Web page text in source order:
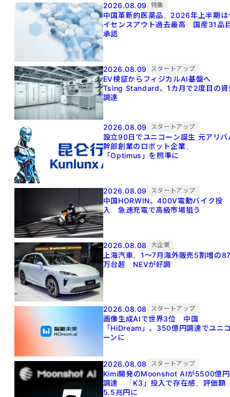
2026.08.09 特集
中国革新的医薬品、2026年上半期は
イセンスアウト過去最高 国産31品
承認
2026.08.09 スタートアップ
EV検証からフィジカルAI基盤へ
Tsing Standard、1カ月で2度目の資
調達
2026.08.09 スタートアップ
設立90日でユニコーン誕生 元アリババ
幹部創業のロボット企業、
「Optimus」を照準に
2026.08.09 スタートアップ
中国HORWIN、400V電動バイク投
入 急速充電で高級市場狙う
2026.08.08 大企業
上海汽車、1～7月海外販売5割増の
万台超 NEVが好調
2026.08.08 スタートアップ
画像生成AIで世界3位 中国
「HiDream」、350億円調達でユニ
ーンに
2026.08.08 スタートアップ
Kimi開発のMoonshot AIが5500億円
調達 「K3」投入で存在感、評価額
5.5兆円に